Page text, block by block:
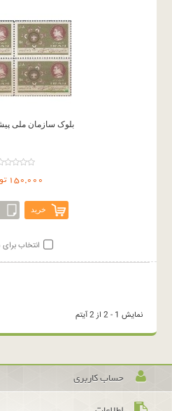
بلوک سازمان ملی
150,000 تومان
خرید
انتخاب
نمایش 1 - 2 از 2 آیتم
حساب کاربری